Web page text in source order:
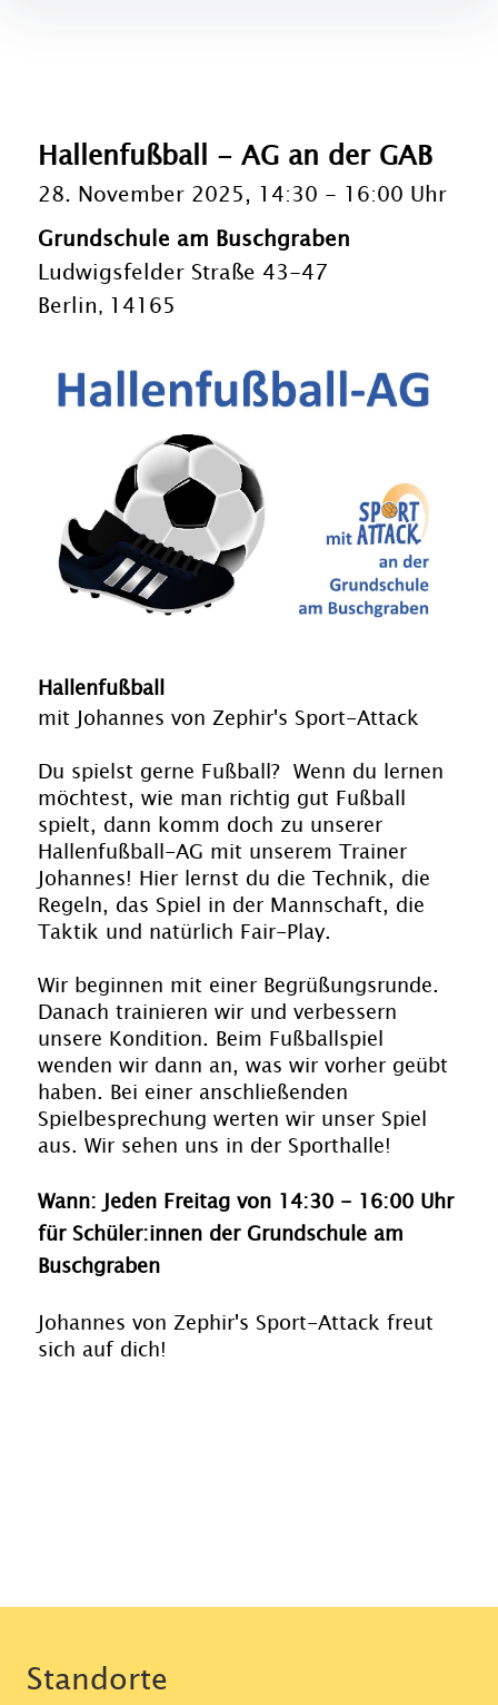
Hallenfußball - AG an der GAB
28. November 2025, 14:30 - 16:00 Uhr
Grundschule am Buschgraben
Ludwigsfelder Straße 43-47
Berlin, 14165
Hallenfußball
mit Johannes von Zephir's Sport-Attack
Du spielst gerne Fußball? Wenn du lernen
möchtest, wie man richtig gut Fußball
spielt, dann komm doch zu unserer
Hallenfußball-AG mit unserem Trainer
Johannes! Hier lernst du die Technik, die
Regeln, das Spiel in der Mannschaft, die
Taktik und natürlich Fair-Play.
Wir beginnen mit einer Begrüßungsrunde.
Danach trainieren wir und verbessern
unsere Kondition. Beim Fußballspiel
wenden wir dann an, was wir vorher geübt
haben. Bei einer anschließenden
Spielbesprechung werten wir unser Spiel
aus. Wir sehen uns in der Sporthalle!
Wann: Jeden Freitag von 14:30 - 16:00 Uhr
für Schüler:innen der Grundschule am
Buschgraben
Johannes von Zephir's Sport-Attack freut
sich auf dich!
Standorte